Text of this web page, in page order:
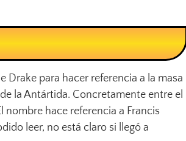
Drake para hacer referencia a la masa
la Antártida. Concretamente entre el
nombre hace referencia a Francis
leer, no está claro si llegó a